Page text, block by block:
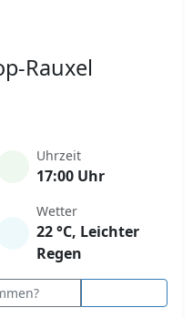
Rauxel
Uhrzeit
17:00 Uhr
Wetter
22 °C, Leichter
Regen